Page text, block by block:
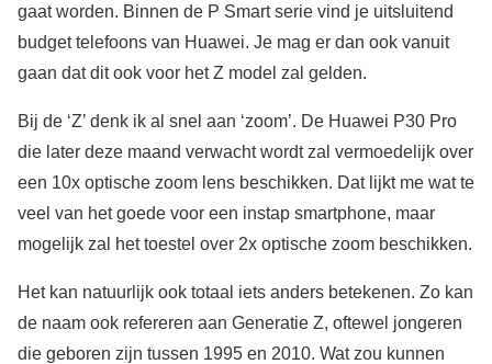
gaat worden. Binnen de P Smart serie vind je uitsluitend
budget telefoons van Huawei. Je mag er dan ook vanuit
gaan dat dit ook voor het Z model zal gelden.
Bij de ‘Z’ denk ik al snel aan ‘zoom’. De Huawei P30 Pro
die later deze maand verwacht wordt zal vermoedelijk over
een 10x optische zoom lens beschikken. Dat lijkt me wat te
veel van het goede voor een instap smartphone, maar
mogelijk zal het toestel over 2x optische zoom beschikken.
Het kan natuurlijk ook totaal iets anders betekenen. Zo kan
de naam ook refereren aan Generatie Z, oftewel jongeren
die geboren zijn tussen 1995 en 2010. Wat zou kunnen